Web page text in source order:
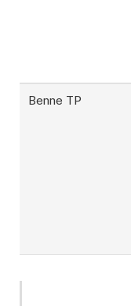
Benne TP